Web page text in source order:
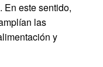
En este sentido,
las
y